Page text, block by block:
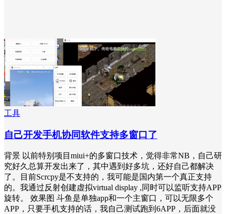
工具
自己开发手机协同软件支持多窗口了
背景 以前特别项目miui+的多窗口技术，觉得非常NB，自己研
究好久总算开发出来了，其中遇到好多坑，还好自己都解决
了。目前Scrcpy是不支持的，我可能是国内第一个真正支持
的。我通过反射创建虚拟virtual display ,同时可以监听支持APP
旋转。 效果图 斗鱼是单独app和一个主窗口，可以无限多个
APP，只要手机支持的话，我自己测试跑到6APP，后面就没